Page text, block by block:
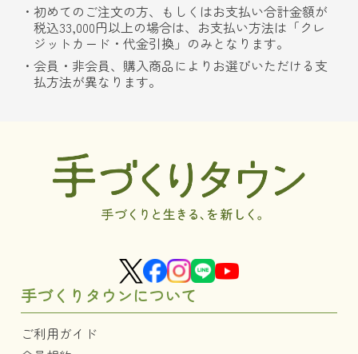
初めてのご注文の方、もしくはお支払い合計金額が
税込33,000円以上の場合は、お支払い方法は「クレ
ジットカード・代金引換」のみとなります。
会員・非会員、購入商品によりお選びいただける支
払方法が異なります。
手づくりタウンについて
ご利用ガイド